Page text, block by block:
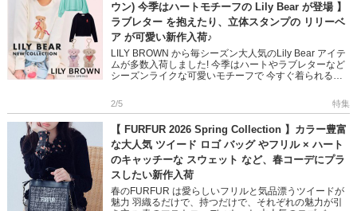
ウン) 今季はハートモチーフの Lily Bear が登場 】
ラブレター を抱えたり、立体スタンプの リリーベ
ア が可愛い新作入荷♪
LILY BROWN から毎シーズン大人気のLily Bear アイテ
ムが多数入荷しました! 今季はハートやラブレターなど
シーズンライクな可愛いモチーフで 今すぐ着られるロ
2/5 特集
【 FURFUR 2026 Spring Collection 】カラー豊富
な大人気 ツイード ロゴ バッグ やフリル × ハート
のキャッチーな スウェット など、春コーデにプラ
スしたい新作入荷
春のFURFUR は愛らしいフリルと気品漂うツイードが
魅力 羽織るだけで、持つだけで、それぞれの魅力が引